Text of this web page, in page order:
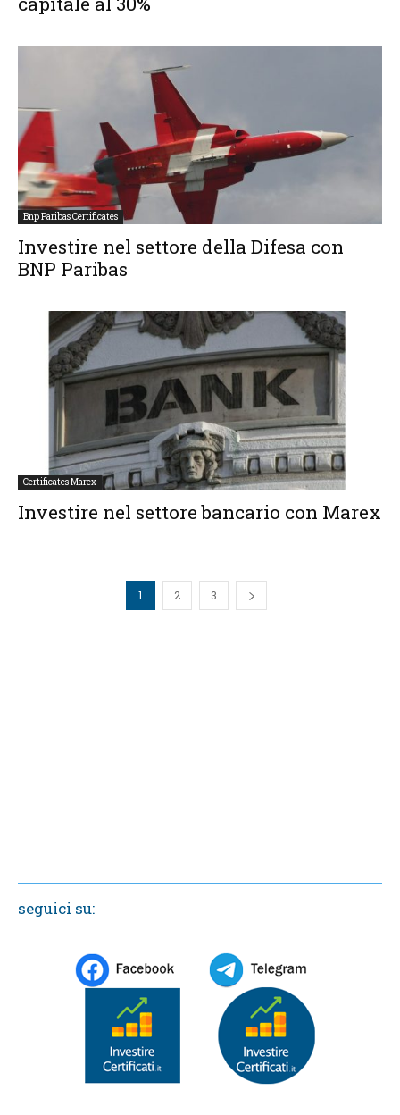
Bnp Paribas Certificates
Investire nel settore della Difesa con
BNP Paribas
Certificates Marex
Investire nel settore bancario con Marex
1 2 3
seguici su: